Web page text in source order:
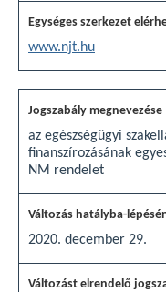
www.njt.hu
az egészségügyi
finanszírozásának
NM rendelet
2020. december 29.